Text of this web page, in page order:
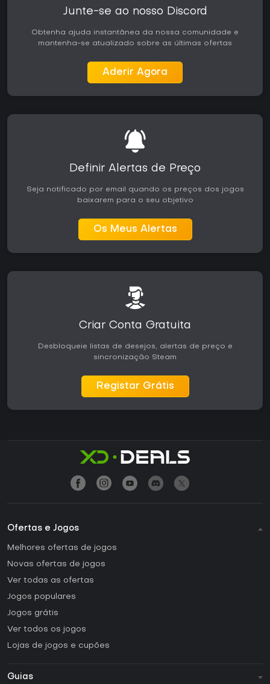
Junte-se ao nosso Discord
Obtenha ajuda instantânea da nossa comunidade e
mantenha-se atualizado sobre as últimas ofertas
Aderir Agora
Definir Alertas de Preço
Seja notificado por email quando os preços dos jogos
baixarem para o seu objetivo
Os Meus Alertas
Criar Conta Gratuita
Desbloqueie listas de desejos, alertas de preço e
sincronização Steam
Registar Grátis
Ofertas e Jogos
Melhores ofertas de jogos
Novas ofertas de jogos
Ver todas as ofertas
Jogos populares
Jogos grátis
Ver todos os jogos
Lojas de jogos e cupões
Guias